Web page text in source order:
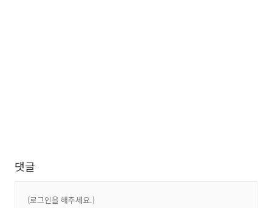
댓글